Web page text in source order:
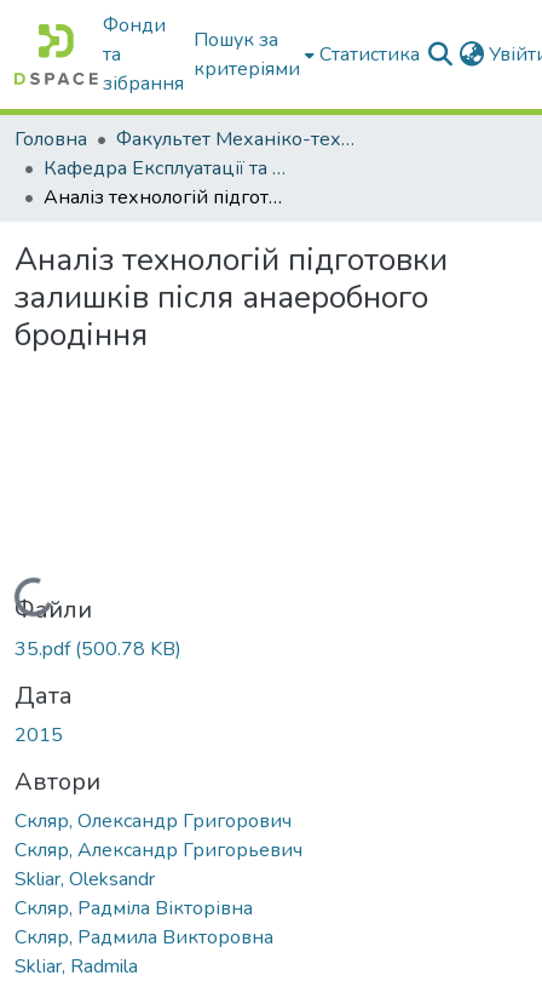
Фонди
та
зібрання
Пошук за
критеріями
Статистика
Головна
Факультет Механіко-технологічний
Кафедра Експлуатації та технічного сервісу машин
Аналіз технологій підготовки залишків після анаеробного бродіння
Аналіз технологій підготовки
залишків після анаеробного
бродіння
Вантажиться...
Файли
35.pdf(500.78 KB)
Дата
2015
Автори
Скляр, Олександр Григорович
Скляр, Александр Григорьевич
Skliar, Oleksandr
Скляр, Радміла Вікторівна
Скляр, Радмила Викторовна
Sklіar, Radmila